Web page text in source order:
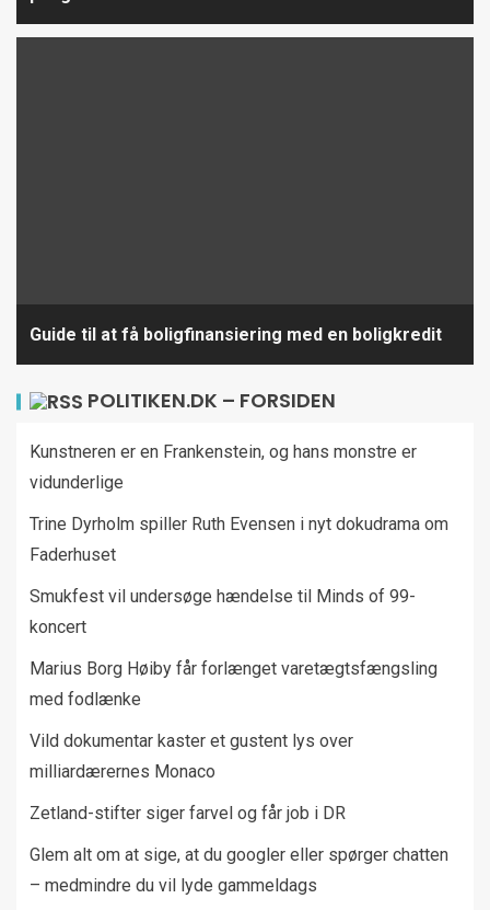
Guide til at få boligfinansiering med en boligkredit
POLITIKEN.DK – FORSIDEN
Kunstneren er en Frankenstein, og hans monstre er
vidunderlige
Trine Dyrholm spiller Ruth Evensen i nyt dokudrama om
Faderhuset
Smukfest vil undersøge hændelse til Minds of 99-
koncert
Marius Borg Høiby får forlænget varetægtsfængsling
med fodlænke
Vild dokumentar kaster et gustent lys over
milliardærernes Monaco
Zetland-stifter siger farvel og får job i DR
Glem alt om at sige, at du googler eller spørger chatten
– medmindre du vil lyde gammeldags